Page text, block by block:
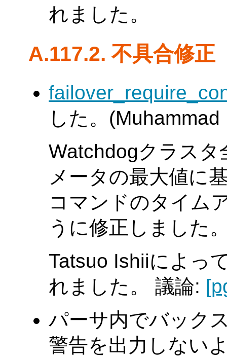
れました。
A.117.2. 不具合修正
した。(Muhammad
Watchdogクラス
メータの最大値に
コマンドのタイム
うに修正しました
Tatsuo Ishiiによっ
れました。 議論:
パーサ内でバック
警告を出力しない